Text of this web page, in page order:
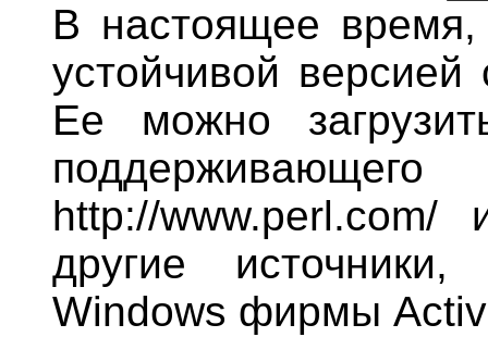
В настоящее
устойчивой
Ее можно
http://
другие
Windows фирмы